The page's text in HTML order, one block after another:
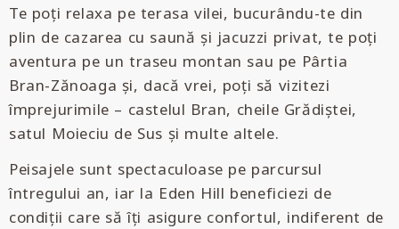
Te poți relaxa pe terasa vilei, bucurându-te din
plin de cazarea cu saună și jacuzzi privat, te poți
aventura pe un traseu montan sau pe Pârtia
Bran-Zănoaga și, dacă vrei, poți să vizitezi
împrejurimile – castelul Bran, cheile Grădiștei,
satul Moieciu de Sus și multe altele.
Peisajele sunt spectaculoase pe parcursul
întregului an, iar la Eden Hill beneficiezi de
condiții care să îți asigure confortul, indiferent de